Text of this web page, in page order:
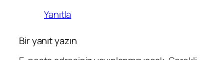
Yanıtla
Bir yanıt yazın